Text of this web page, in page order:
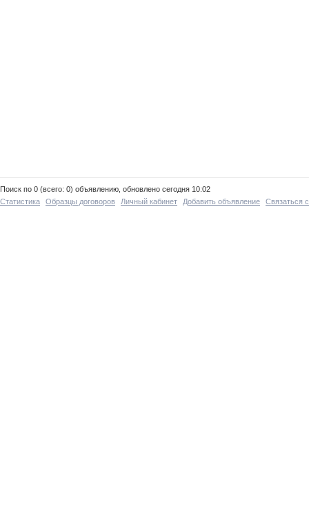
Поиск по 0 (всего: 0) объявлению, обновлено сегодня 10:02
Статистика
Образцы договоров Личный кабинет Добавить объявление Связаться